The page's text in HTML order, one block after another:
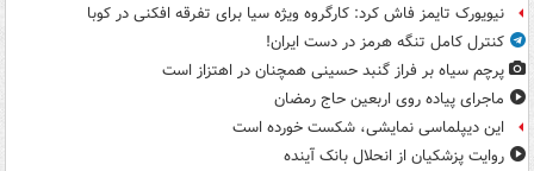
نیویورک تایمز فاش کرد: کارگروه ویژه سیا برای تفرقه افکنی در کوبا
کنترل کامل تنگه هرمز در دست ایران!
پرچم سیاه بر فراز گنبد حسینی همچنان در اهتزاز است
ماجرای پیاده روی اربعین حاج رمضان
این دیپلماسی نمایشی، شکست خورده است
روایت پزشکیان از انحلال بانک آینده